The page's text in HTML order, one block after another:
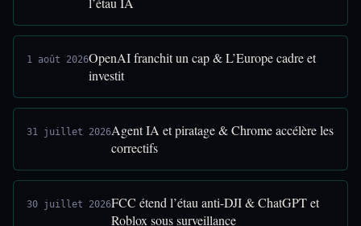
1 août 2026OpenAI franchit un cap & L’Europe cadre et
investit
31 juillet 2026Agent IA et piratage & Chrome accélère les
correctifs
30 juillet 2026FCC étend l’étau anti-DJI & ChatGPT et
Roblox sous surveillance